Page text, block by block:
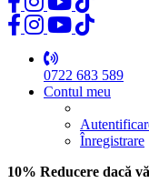
0722 683 589
Contul meu
Înregistrare
10% Reducere dacă